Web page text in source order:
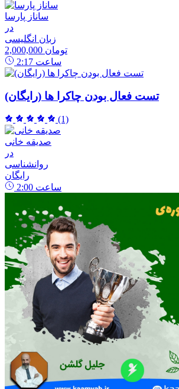
ساناز پارسا
در
زبان انگلیسی
2,000,000 تومان
2:17 ساعت
تست فعال بودن چاکرا ها (رایگان)
(1)
صدیقه خانی
در
روانشناسی
رایگان
2:00 ساعت